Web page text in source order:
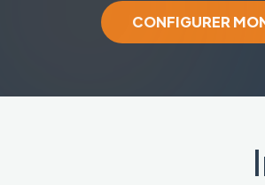
CONFIGURER